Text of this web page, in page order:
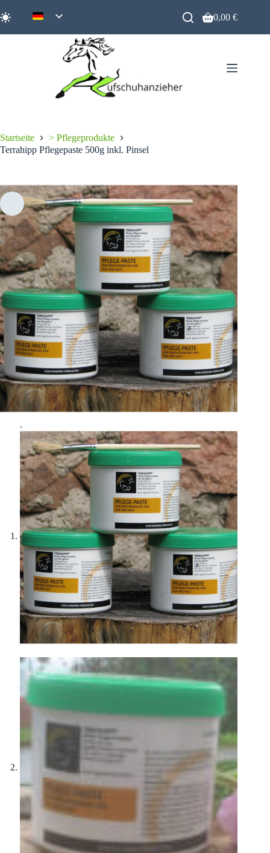
Inhalt
springen
Warenkorb
0,00€
Startseite
> Pflegeprodukte
Terrahipp Pflegepaste 500g inkl. Pinsel